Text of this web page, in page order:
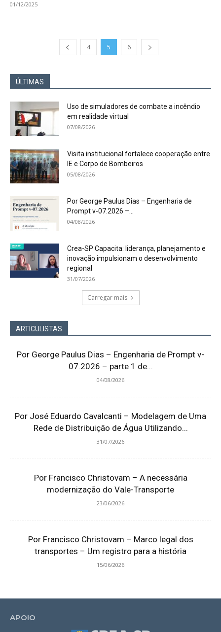
01/12/2025
4 5 6
ÚLTIMAS
Uso de simuladores de combate a incêndio
em realidade virtual
07/08/2026
Visita institucional fortalece cooperação entre
IE e Corpo de Bombeiros
05/08/2026
Por George Paulus Dias – Engenharia de
Prompt v-07.2026 –...
04/08/2026
Crea-SP Capacita: liderança, planejamento e
inovação impulsionam o desenvolvimento
regional
31/07/2026
Carregar mais
ARTICULISTAS
Por George Paulus Dias – Engenharia de Prompt v-
07.2026 – parte 1 de...
04/08/2026
Por José Eduardo Cavalcanti – Modelagem de Uma
Rede de Distribuição de Água Utilizando...
31/07/2026
Por Francisco Christovam – A necessária
modernização do Vale-Transporte
23/06/2026
Por Francisco Christovam – Marco legal dos
transportes – Um registro para a história
15/06/2026
APOIO